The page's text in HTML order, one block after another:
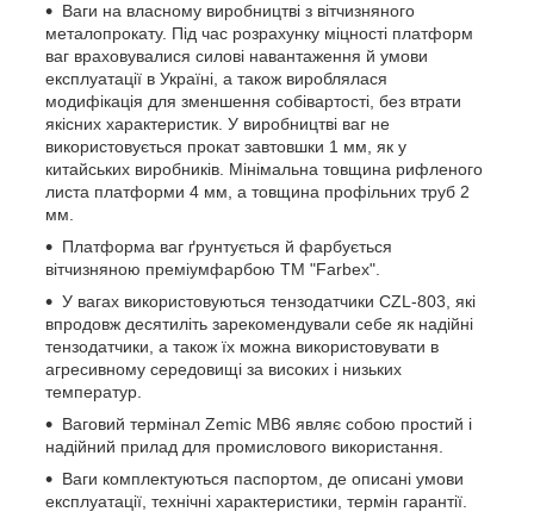
Ваги на власному виробництві з вітчизняного
металопрокату. Під час розрахунку міцності платформ
ваг враховувалися силові навантаження й умови
експлуатації в Україні, а також вироблялася
модифікація для зменшення собівартості, без втрати
якісних характеристик. У виробництві ваг не
використовується прокат завтовшки 1 мм, як у
китайських виробників. Мінімальна товщина рифленого
листа платформи 4 мм, а товщина профільних труб 2
мм.
Платформа ваг ґрунтується й фарбується
вітчизняною преміумфарбою ТМ "Farbex".
У вагах використовуються тензодатчики CZL-803, які
впродовж десятиліть зарекомендували себе як надійні
тензодатчики, а також їх можна використовувати в
агресивному середовищі за високих і низьких
температур.
Ваговий термінал Zemic MB6 являє собою простий і
надійний прилад для промислового використання.
Ваги комплектуються паспортом, де описані умови
експлуатації, технічні характеристики, термін гарантії.